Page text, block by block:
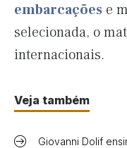
embarcações e
selecionada, o
internacionais.
Veja também
Giovanni Dolif